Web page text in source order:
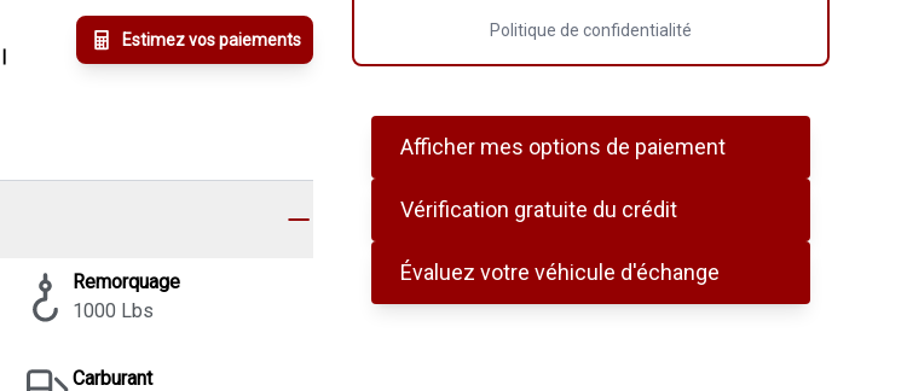
Estimez vos paiements
Remorquage
1000 Lbs
Carburant
Politique de confidentialité
Afficher mes options de paiement
Vérification gratuite du crédit
Évaluez votre véhicule d'échange